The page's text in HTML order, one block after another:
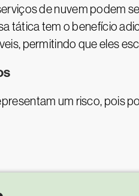
de nuvem podem
tática tem o benefício
permitindo que eles
um risco, pois